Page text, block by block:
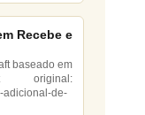
Recebe e
baseado em
adicional-de-